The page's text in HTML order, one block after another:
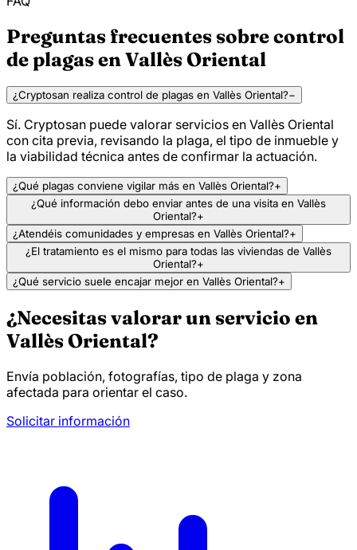
Preguntas frecuentes sobre control
de plagas en Vallès Oriental
¿Cryptosan realiza control de plagas en Vallès Oriental?−
Sí. Cryptosan puede valorar servicios en Vallès Oriental
con cita previa, revisando la plaga, el tipo de inmueble y
la viabilidad técnica antes de confirmar la actuación.
¿Qué plagas conviene vigilar más en Vallès Oriental?+
¿Qué información debo enviar antes de una visita en Vallès
Oriental?+
¿Atendéis comunidades y empresas en Vallès Oriental?+
¿El tratamiento es el mismo para todas las viviendas de Vallès
Oriental?+
¿Qué servicio suele encajar mejor en Vallès Oriental?+
¿Necesitas valorar un servicio en
Vallès Oriental?
Envía población, fotografías, tipo de plaga y zona
afectada para orientar el caso.
Solicitar información